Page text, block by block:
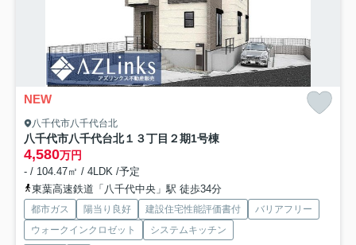
NEW
八千代市八千代台北
八千代市八千代台北１３丁目２期1号棟
4,580万円
- / 104.47㎡ / 4LDK /予定
東葉高速鉄道「八千代中央」駅 徒歩34分
都市ガス 陽当り良好 建設住宅性能評価書付
バリアフリー
ウォークインクロゼット
システムキッチン